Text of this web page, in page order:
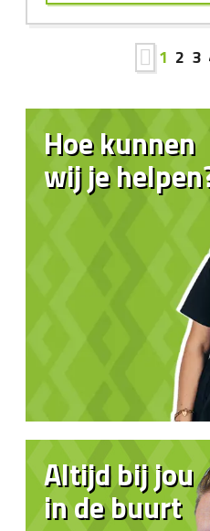
1 2 3
Hoe kunnen
wij je
Altijd bij jou
in de buurt